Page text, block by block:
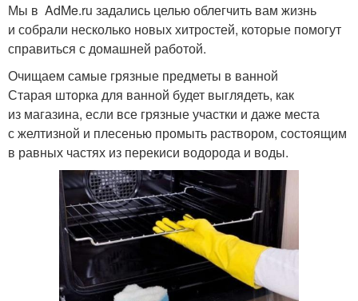
Мы в AdMe.ru задались целью облегчить вам жизнь
и собрали несколько новых хитростей, которые помогут
справиться с домашней работой.
Очищаем самые грязные предметы в ванной
Старая шторка для ванной будет выглядеть, как
из магазина, если все грязные участки и даже места
с желтизной и плесенью промыть раствором, состоящим
в равных частях из перекиси водорода и воды.